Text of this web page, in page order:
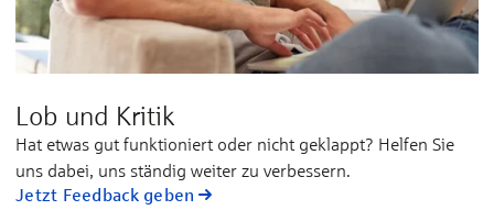
Lob und Kritik
Hat et­was gut funk­tio­niert oder nicht ge­klappt? Hel­fen Sie
uns da­bei, uns stän­dig wei­ter zu ver­bes­sern.
Jetzt Feedback geben